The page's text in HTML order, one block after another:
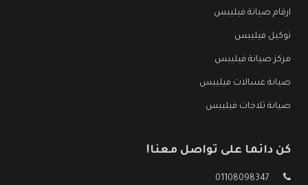
ارقام صيانة فيليبس
توكيل فيليبس
مركز صيانة فيليبس
صيانة غسالات فيليبس
صيانة ثلاجات فيليبس
كن دائما على تواصل معنا!
01108098347